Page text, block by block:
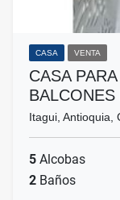
CASA VENTA
CASA
Itagui, Antioquia,
5 Alcobas
2 Baños